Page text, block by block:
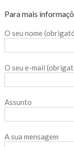
Para mais
O seu nome
O seu e-mail
Assunto
A sua mensagem